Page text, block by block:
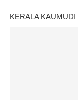
KERALA KAUMUDI